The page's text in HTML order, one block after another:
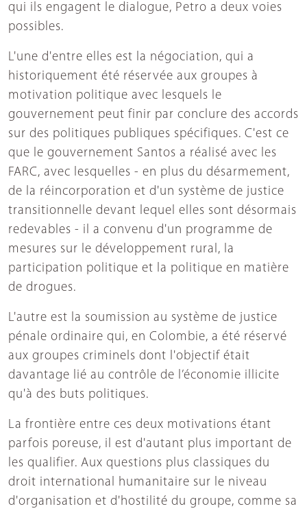
qui ils engagent le dialogue, Petro a deux voies
possibles.
L'une d'entre elles est la négociation, qui a
historiquement été réservée aux groupes à
motivation politique avec lesquels le
gouvernement peut finir par conclure des accords
sur des politiques publiques spécifiques. C'est ce
que le gouvernement Santos a réalisé avec les
FARC, avec lesquelles - en plus du désarmement,
de la réincorporation et d'un système de justice
transitionnelle devant lequel elles sont désormais
redevables - il a convenu d'un programme de
mesures sur le développement rural, la
participation politique et la politique en matière
de drogues.
L'autre est la soumission au système de justice
pénale ordinaire qui, en Colombie, a été réservé
aux groupes criminels dont l'objectif était
davantage lié au contrôle de l’économie illicite
qu'à des buts politiques.
La frontière entre ces deux motivations étant
parfois poreuse, il est d'autant plus important de
les qualifier. Aux questions plus classiques du
droit international humanitaire sur le niveau
d'organisation et d'hostilité du groupe, comme sa